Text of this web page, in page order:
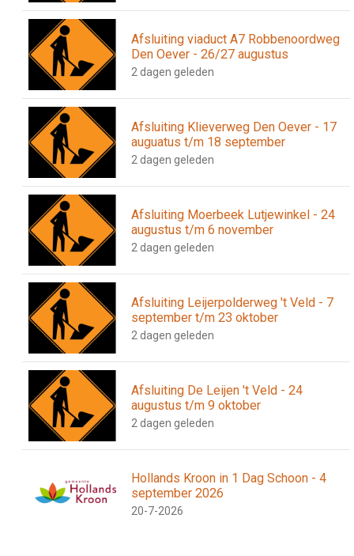
Afsluiting viaduct A7 Robbenoordweg
Den Oever - 26/27 augustus
2 dagen geleden
Afsluiting Klieverweg Den Oever - 17
auguatus t/m 18 september
2 dagen geleden
Afsluiting Moerbeek Lutjewinkel - 24
augustus t/m 6 november
2 dagen geleden
Afsluiting Leijerpolderweg 't Veld - 7
september t/m 23 oktober
2 dagen geleden
Afsluiting De Leijen 't Veld - 24
augustus t/m 9 oktober
2 dagen geleden
Hollands Kroon in 1 Dag Schoon - 4
september 2026
20-7-2026